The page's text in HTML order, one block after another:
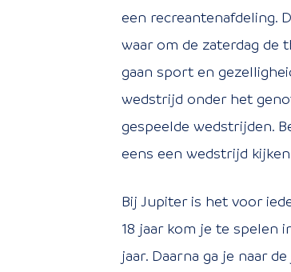
een recreantenafdeling.
waar om de zaterdag de
gaan sport en
wedstrijd onder het
gespeelde wedstrijden.
eens een wedstrijd
Bij Jupiter is het voor
18 jaar kom je te spelen
jaar. Daarna ga je naar